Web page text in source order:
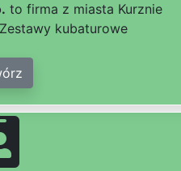
to firma z miasta Kurznie
kubaturowe